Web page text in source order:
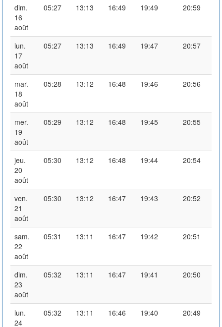
dim.
16
août
05:27 13:13 16:49 19:49 20:59
lun.
17
août
05:27 13:13 16:49 19:47 20:57
mar.
18
août
05:28 13:12 16:48 19:46 20:56
mer.
19
août
05:29 13:12 16:48 19:45 20:55
jeu.
20
août
05:30 13:12 16:48 19:44 20:54
ven.
21
août
05:30 13:12 16:47 19:43 20:52
sam.
22
août
05:31 13:11 16:47 19:42 20:51
dim.
23
août
05:32 13:11 16:47 19:41 20:50
lun.
24
05:32 13:11 16:46 19:40 20:49